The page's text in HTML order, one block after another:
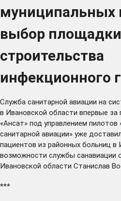
муниципальных
выбор
строительства
инфекционного
Служба санитарной авиации на
в Ивановской области впервые за
«Ансат» под управлением
санитарной авиации» уже
пациентов из районных больниц в
возможности службы санавиации
Ивановской области Станислав
***